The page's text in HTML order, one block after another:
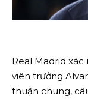
Real Madrid xác
viên trưởng
thuận chung,